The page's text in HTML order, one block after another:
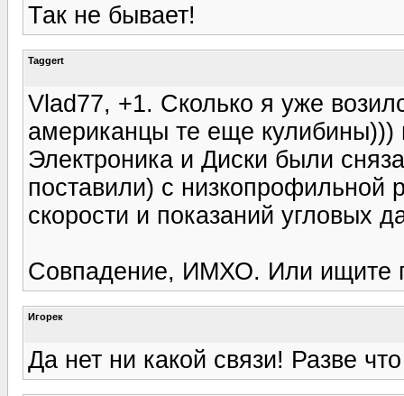
Так не бывает!
Taggert
Vlad77, +1. Сколько я уже
американцы те еще кулибины)))
Электроника и Диски были
поставили) с низкопрофильной
скорости и показаний угловых
Совпадение, ИМХО. Или ищите
Игорек
Да нет ни какой связи! Разве